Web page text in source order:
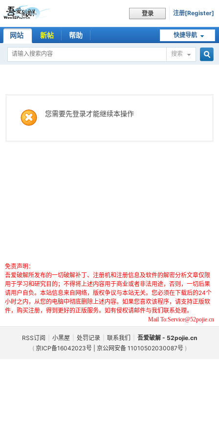
登录 注册[Register]
快捷导航
网站 新帖 帮助
搜索
您需要先登录才能继续本操作
免责声明：
吾爱破解所发布的一切破解补丁、注册机和注册信息及软件的解密分析文章仅限
用于学习和研究目的；不得将上述内容用于商业或者非法用途，否则，一切后果
请用户自负。本站信息来自网络，版权争议与本站无关。您必须在下载后的24个
小时之内，从您的电脑中彻底删除上述内容。如果您喜欢该程序，请支持正版软
件，购买注册，得到更好的正版服务。如有侵权请邮件与我们联系处理。
Mail To:Service@52pojie.cn
RSS订阅 小黑屋 处罚记录 联系我们
吾爱破解 - 52pojie.cn
( 京ICP备16042023号 | 京公网安备 11010502030087号 )